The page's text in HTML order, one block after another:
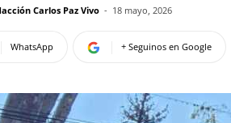
Carlos Paz Vivo - 18 mayo, 2026
WhatsApp + Seguinos en Google